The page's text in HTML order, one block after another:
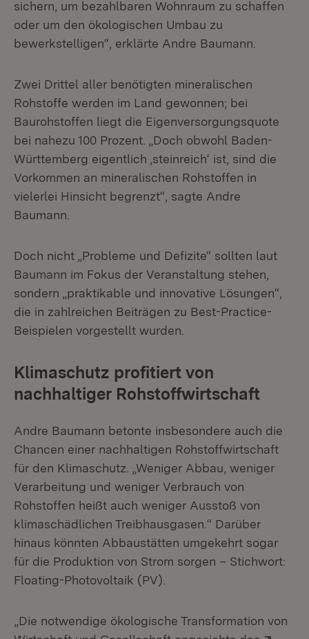
sichern, um bezahlbaren Wohnraum zu schaffen
oder um den ökologischen Umbau zu
bewerkstelligen“, erklärte Andre Baumann.
Zwei Drittel aller benötigten mineralischen
Rohstoffe werden im Land gewonnen; bei
Baurohstoffen liegt die Eigenversorgungsquote
bei nahezu 100 Prozent. „Doch obwohl Baden-
Württemberg eigentlich ‚steinreich‘ ist, sind die
Vorkommen an mineralischen Rohstoffen in
vielerlei Hinsicht begrenzt“, sagte Andre
Baumann.
Doch nicht „Probleme und Defizite“ sollten laut
Baumann im Fokus der Veran­staltung stehen,
sondern „praktikable und innovative Lösungen“,
die in zahlrei­chen Beiträgen zu Best-Practice-
Beispielen vorgestellt wurden.
Klimaschutz profitiert von
nachhaltiger Rohstoffwirtschaft
Andre Baumann betonte insbesondere auch die
Chancen einer nachhaltigen Rohstoffwirtschaft
für den Klimaschutz. „Weniger Abbau, weniger
Verarbeitung und weniger Verbrauch von
Rohstoffen heißt auch weniger Ausstoß von
klimaschädlichen Treibhausgasen.“ Darüber
hinaus könnten Abbaustätten umgekehrt sogar
für die Produktion von Strom sorgen – Stichwort:
Floating-Photovoltaik (PV).
„Die notwendige ökologische Transformation von